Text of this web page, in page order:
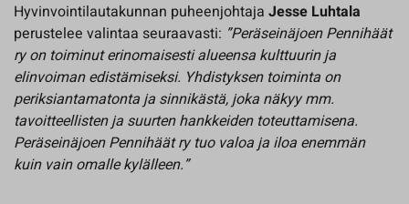
Hyvinvointilautakunnan puheenjohtaja Jesse Luhtala
perustelee valintaa seuraavasti: ”Peräseinäjoen Pennihäät
ry on toiminut erinomaisesti alueensa kulttuurin ja
elinvoiman edistämiseksi. Yhdistyksen toiminta on
periksiantamatonta ja sinnikästä, joka näkyy mm.
tavoitteellisten ja suurten hankkeiden toteuttamisena.
Peräseinäjoen Pennihäät ry tuo valoa ja iloa enemmän
kuin vain omalle kylälleen.”